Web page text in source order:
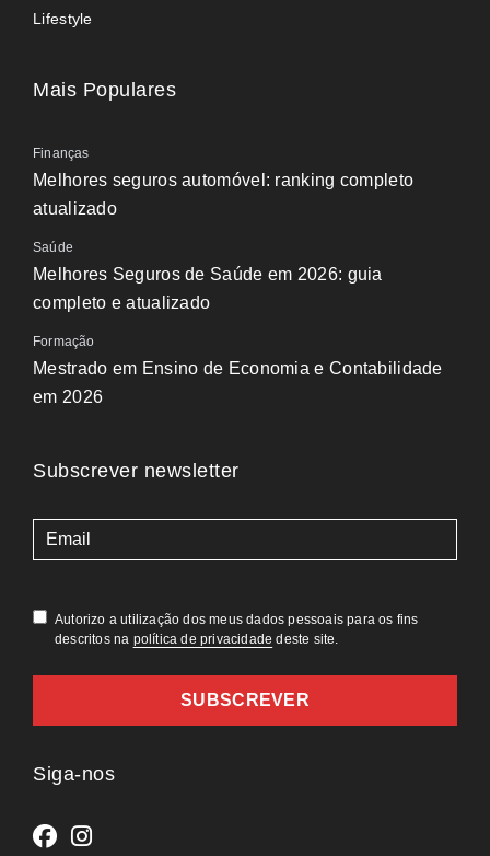
Lifestyle
Mais Populares
Finanças
Melhores seguros automóvel: ranking completo
atualizado
Saúde
Melhores Seguros de Saúde em 2026: guia
completo e atualizado
Formação
Mestrado em Ensino de Economia e Contabilidade
em 2026
Subscrever newsletter
(Obrigatório)
Autorizo a utilização dos meus dados pessoais para os fins
descritos na política de privacidade deste site.
Siga-nos